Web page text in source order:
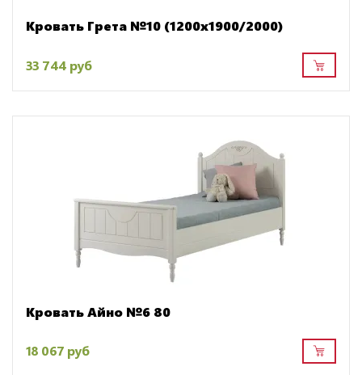
Кровать Грета №10 (1200х1900/2000)
33 744 руб
Кровать Айно №6 80
18 067 руб